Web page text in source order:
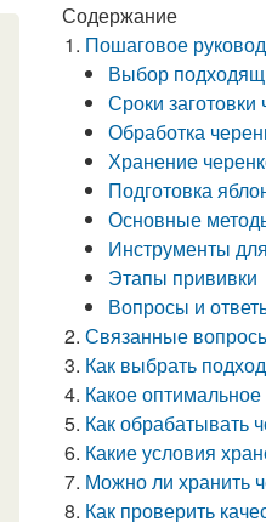
Содержание
Пошаговое
Выбор
Сроки заготовки
Обработка
Хранение
Подготовка
Основные
Инструменты
Этапы прививки
Вопросы и
Связанные
Как выбрать
Какое
Как обрабатывать
Какие условия
Можно ли хранить
Как проверить